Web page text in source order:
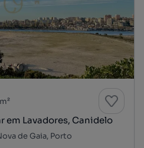
em Lavadores, Canidelo
de Gaia, Porto